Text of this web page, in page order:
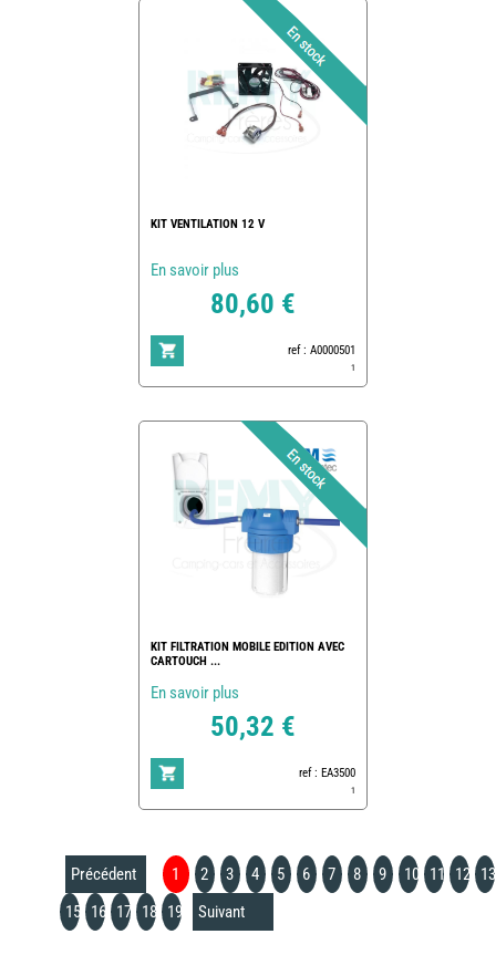
KIT VENTILATION 12 V
En savoir plus
80,60 €
ref : A0000501
1
KIT FILTRATION MOBILE EDITION AVEC
CARTOUCH ...
En savoir plus
50,32 €
ref : EA3500
1
Précédent 1 2 3 4 5 6 7 8 9 10 11 12
13
15
16 17 18 19 Suivant